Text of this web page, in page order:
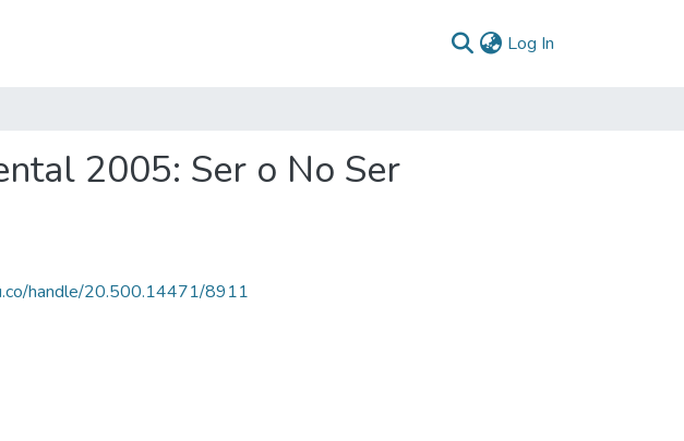
Log In
2005: Ser o No Ser
handle/20.500.14471/8911